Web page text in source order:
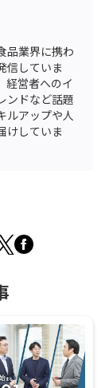
品業界に携わ
信していま
経営者へのイ
ンドなど話題
ルアップや人
けしていま